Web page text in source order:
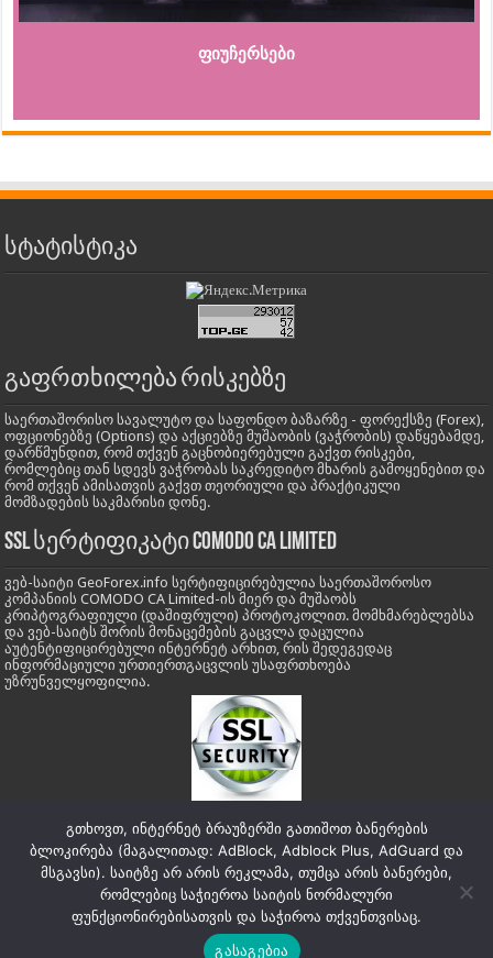
ფიუჩერსები
სტატისტიკა
გაფრთხილება რისკებზე
საერთაშორისო სავალუტო და საფონდო ბაზარზე - ფორექსზე (Forex),
ოფციონებზე (Options) და აქციებზე მუშაობის (ვაჭრობის) დაწყებამდე,
დარწმუნდით, რომ თქვენ გაცნობიერებული გაქვთ რისკები,
რომლებიც თან სდევს ვაჭრობას საკრედიტო მხარის გამოყენებით და
რომ თქვენ ამისათვის გაქვთ თეორიული და პრაქტიკული
მომზადების საკმარისი დონე.
SSL სერტიფიკატი COMODO CA LIMITED
ვებ-საიტი GeoForex.info სერტიფიცირებულია საერთაშოროსო
კომპანიის COMODO CA Limited-ის მიერ და მუშაობს
კრიპტოგრაფიული (დაშიფრული) პროტოკოლით. მომხმარებლებსა
და ვებ-საიტს შორის მონაცემების გაცვლა დაცულია
აუტენტიფიცირებული ინტერნეტ არხით, რის შედეგედაც
ინფორმაციული ურთიერთგაცვლის უსაფრთხოება
უზრუნველყოფილია.
საიტის რუკა: Site Map Full|Site Map Posts |Site Map Pages|Site Map
Categoryes
გთხოვთ, ინტერნეტ ბრაუზერში გათიშოთ ბანერების
ბლოკირება (მაგალითად: AdBlock, Adblock Plus, AdGuard და
მსგავსი). საიტზე არ არის რეკლამა, თუმცა არის ბანერები,
რომლებიც საჭიეროა საიტის ნორმალური
ფუნქციონირებისათვის და საჭიროა თქვენთვისაც.
გასაგებია